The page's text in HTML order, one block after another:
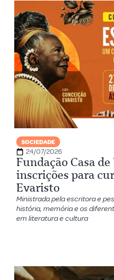
SOCIEDADE
24/07/2026
Fundação Casa
inscrições para
Evaristo
Ministrada pela escritora e
história, memória e os
em literatura e cultura